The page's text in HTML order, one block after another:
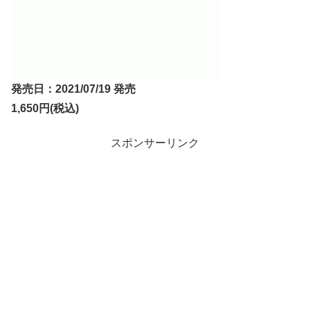
発売日：2021/07/19 発売
1,650円(税込)
スポンサーリンク